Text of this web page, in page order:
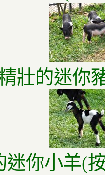
壯的迷你
迷你小羊(